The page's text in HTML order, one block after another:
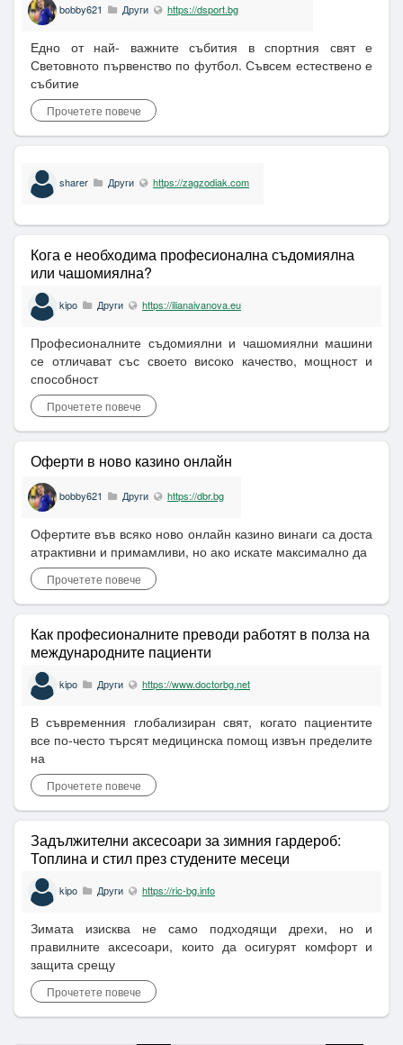
bobby621 Други https://dsport.bg
Едно от най- важните събития в спортния свят е
Световното първенство по футбол. Съвсем естествено е
събитие
Прочетете повече
sharer Други https://zagzodiak.com
Кога е необходима професионална съдомиялна
или чашомиялна?
kipo Други https://ilianaivanova.eu
Професионалните съдомиялни и чашомиялни машини
се отличават със своето високо качество, мощност и
способност
Прочетете повече
Оферти в ново казино онлайн
bobby621 Други https://dbr.bg
Офертите във всяко ново онлайн казино винаги са доста
атрактивни и примамливи, но ако искате максимално да
Прочетете повече
Как професионалните преводи работят в полза на
международните пациенти
kipo Други https://www.doctorbg.net
В съвременния глобализиран свят, когато пациентите
все по-често търсят медицинска помощ извън пределите
на
Прочетете повече
Задължителни аксесоари за зимния гардероб:
Топлина и стил през студените месеци
kipo Други https://ric-bg.info
Зимата изисква не само подходящи дрехи, но и
правилните аксесоари, които да осигурят комфорт и
защита срещу
Прочетете повече